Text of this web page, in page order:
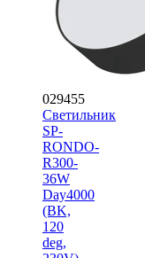
029455
Светильник
SP-
RONDO-
R300-
36W
Day4000
(BK,
120
deg,